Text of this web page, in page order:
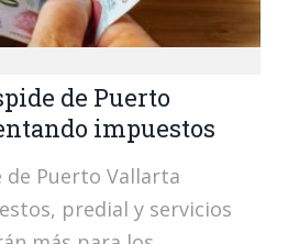
de Puerto
impuestos
de Puerto Vallarta
predial y servicios